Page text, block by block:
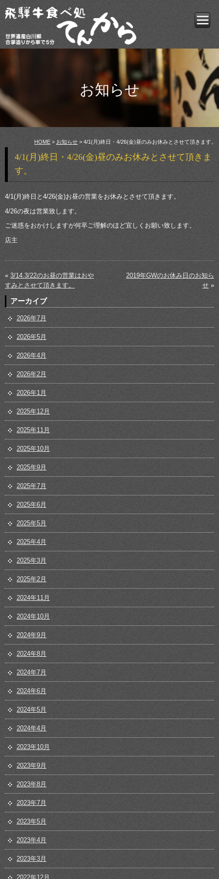
お知らせ
HOME > お知らせ > 4/1(月)終日・4/26(金)昼のみお休みとさせて頂きます。
4/1(月)終日・4/26(金)昼のみお休みとさせて頂きま
す。
4/1(月)終日と4/26(金)お昼の営業をお休みとさせて頂きます。
4/26の夜は営業致します。
ご迷惑をおかけしますが何卒ご理解のほど宜しくお願い致します。
店主
« 3/14.3/22のお昼の営業はおや
すみとさせて頂きます。
2019年GWのお休み日のお知ら
せ »
アーカイブ
2026年7月
2026年5月
2026年4月
2026年2月
2026年1月
2025年12月
2025年11月
2025年10月
2025年9月
2025年7月
2025年6月
2025年5月
2025年4月
2025年3月
2025年2月
2024年11月
2024年10月
2024年9月
2024年8月
2024年7月
2024年6月
2024年5月
2024年4月
2023年10月
2023年9月
2023年8月
2023年7月
2023年5月
2023年4月
2023年3月
2022年12月